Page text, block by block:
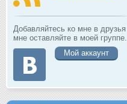
Добавляйтесь ко мне в друзья
мне оставляйте в моей группе.
Мой аккаунт